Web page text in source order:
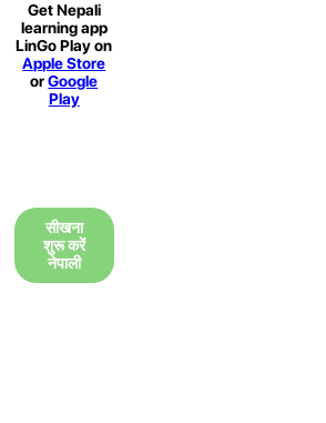
Get Nepali
learning app
LinGo Play on
Apple Store
orGoogle
Play
सीखना
शुरू करें
नेपाली